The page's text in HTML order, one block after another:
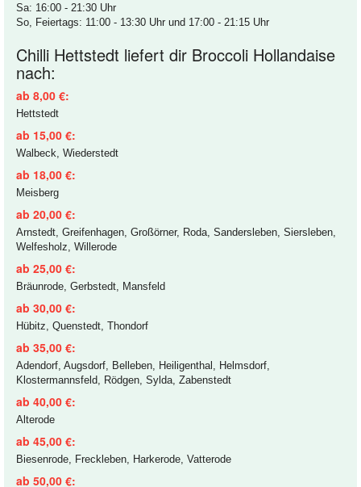
Sa: 16:00 - 21:30 Uhr
So, Feiertags: 11:00 - 13:30 Uhr und 17:00 - 21:15 Uhr
Chilli Hettstedt liefert dir Broccoli Hollandaise
nach:
ab 8,00 €:
Hettstedt
ab 15,00 €:
Walbeck, Wiederstedt
ab 18,00 €:
Meisberg
ab 20,00 €:
Arnstedt, Greifenhagen, Großörner, Roda, Sandersleben, Siersleben,
Welfesholz, Willerode
ab 25,00 €:
Bräunrode, Gerbstedt, Mansfeld
ab 30,00 €:
Hübitz, Quenstedt, Thondorf
ab 35,00 €:
Adendorf, Augsdorf, Belleben, Heiligenthal, Helmsdorf,
Klostermannsfeld, Rödgen, Sylda, Zabenstedt
ab 40,00 €:
Alterode
ab 45,00 €:
Biesenrode, Freckleben, Harkerode, Vatterode
ab 50,00 €: